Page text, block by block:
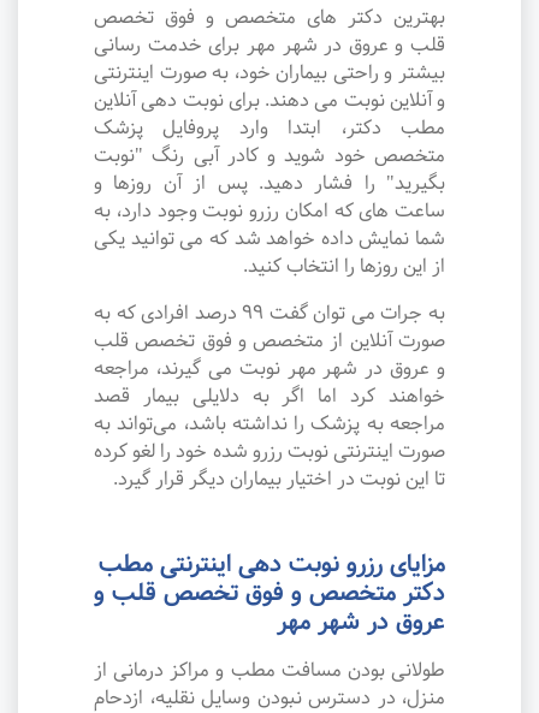
بهترین دکتر های متخصص و فوق تخصص
قلب و عروق در شهر مهر برای خدمت رسانی
بیشتر و راحتی بیماران خود، به صورت اینترنتی
و آنلاین نوبت می دهند. برای نوبت دهی آنلاین
مطب دکتر، ابتدا وارد پروفایل پزشک
متخصص خود شوید و کادر آبی رنگ "نوبت
بگیرید" را فشار دهید. پس از آن روزها و
ساعت های که امکان رزرو نوبت وجود دارد، به
شما نمایش داده خواهد شد که می توانید یکی
از این روزها را انتخاب کنید.
به جرات می‌ توان گفت ۹۹ درصد افرادی که به
صورت آنلاین از متخصص و فوق تخصص قلب
و عروق در شهر مهر نوبت می گیرند، مراجعه
خواهند کرد اما اگر به دلایلی بیمار قصد
مراجعه به پزشک را نداشته باشد، می‌تواند به
صورت اینترنتی نوبت رزرو شده خود را لغو کرده
تا این نوبت در اختیار بیماران دیگر قرار گیرد.
مزایای رزرو نوبت دهی اینترنتی مطب
دکتر متخصص و فوق تخصص قلب و
عروق در شهر مهر
طولانی بودن مسافت مطب و مراکز درمانی از
منزل، در دسترس نبودن وسایل نقلیه، ازدحام